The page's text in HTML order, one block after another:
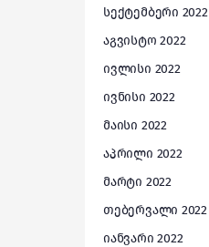
სექტემბერი 2022
აგვისტო 2022
ივლისი 2022
ივნისი 2022
მაისი 2022
აპრილი 2022
მარტი 2022
თებერვალი 2022
იანვარი 2022